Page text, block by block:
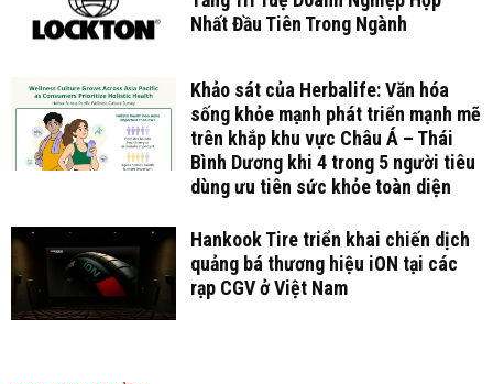
Nhất Đầu Tiên Trong Ngành
Khảo sát của Herbalife: Văn hóa
sống khỏe mạnh phát triển mạnh mẽ
trên khắp khu vực Châu Á – Thái
Bình Dương khi 4 trong 5 người tiêu
dùng ưu tiên sức khỏe toàn diện
Hankook Tire triển khai chiến dịch
quảng bá thương hiệu iON tại các
rạp CGV ở Việt Nam